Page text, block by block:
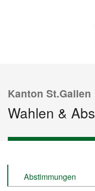
Kanton St.Gallen
Wahlen &
Abstimmungen